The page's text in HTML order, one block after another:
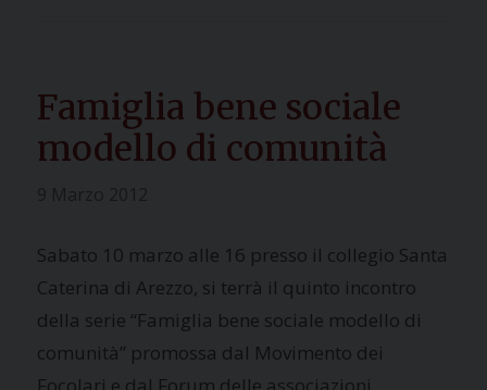
Famiglia bene sociale
modello di comunità
Sabato 10 marzo alle 16 presso il collegio Santa
Caterina di Arezzo, si terrà il quinto incontro
della serie “Famiglia bene sociale modello di
comunità” promossa dal Movimento dei
Focolari e dal Forum delle associazioni